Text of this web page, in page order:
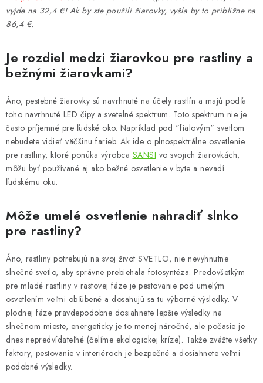
vyjde na 32,4 €! Ak by ste použili žiarovky, vyšla by to približne na
86,4 €.
Je rozdiel medzi žiarovkou pre rastliny a
bežnými žiarovkami?
Áno, pestebné žiarovky sú navrhnuté na účely rastlín a majú podľa
toho navrhnuté LED čipy a svetelné spektrum. Toto spektrum nie je
často príjemné pre ľudské oko. Napríklad pod "fialovým" svetlom
nebudete vidieť väčšinu farieb. Ak ide o plnospektrálne osvetlenie
pre rastliny, ktoré ponúka výrobca SANSI vo svojich žiarovkách,
môžu byť používané aj ako bežné osvetlenie v byte a nevadí
ľudskému oku.
Môže umelé osvetlenie nahradiť slnko
pre rastliny?
Áno, rastliny potrebujú na svoj život SVETLO, nie nevyhnutne
slnečné svetlo, aby správne prebiehala fotosyntéza. Predovšetkým
pre mladé rastliny v rastovej fáze je pestovanie pod umelým
osvetlením veľmi obľúbené a dosahujú sa tu výborné výsledky. V
plodnej fáze pravdepodobne dosiahnete lepšie výsledky na
slnečnom mieste, energeticky je to menej náročné, ale počasie je
dnes nepredvídateľné (čelíme ekologickej kríze). Takže zvážte všetky
faktory, pestovanie v interiéroch je bezpečné a dosiahnete veľmi
podobné výsledky.